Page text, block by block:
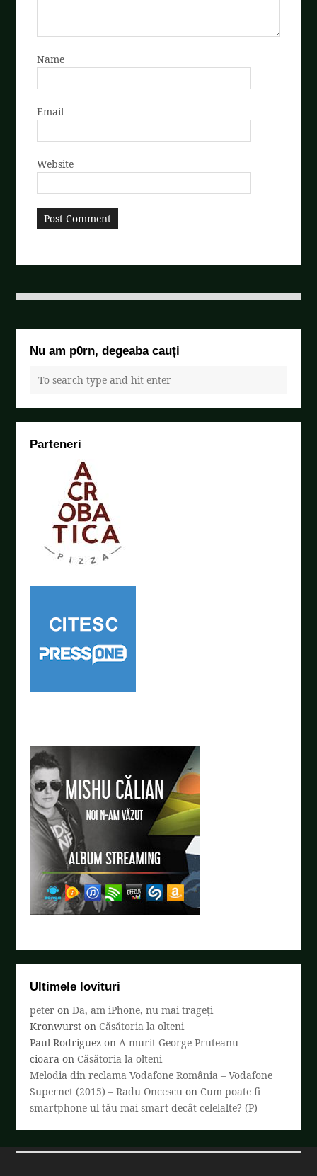
Name
Email
Website
Nu am p0rn, degeaba cauți
Parteneri
Ultimele lovituri
peter onDa, am iPhone, nu mai trageți
Kronwurst onCăsătoria la olteni
Paul Rodriguez onA murit George Pruteanu
cioara onCăsătoria la olteni
Melodia din reclama Vodafone România – Vodafone
Supernet (2015) – Radu Oncescu onCum poate fi
smartphone-ul tău mai smart decât celelalte? (P)